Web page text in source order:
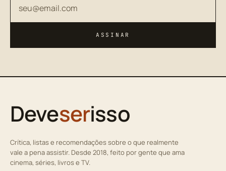
ASSINAR
Deveserisso
Crítica, listas e recomendações sobre o que realmente
vale a pena assistir. Desde 2018, feito por gente que ama
cinema, séries, livros e TV.